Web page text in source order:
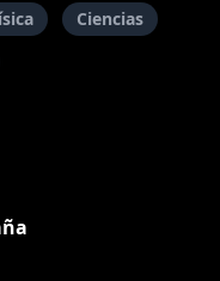
Ciencias